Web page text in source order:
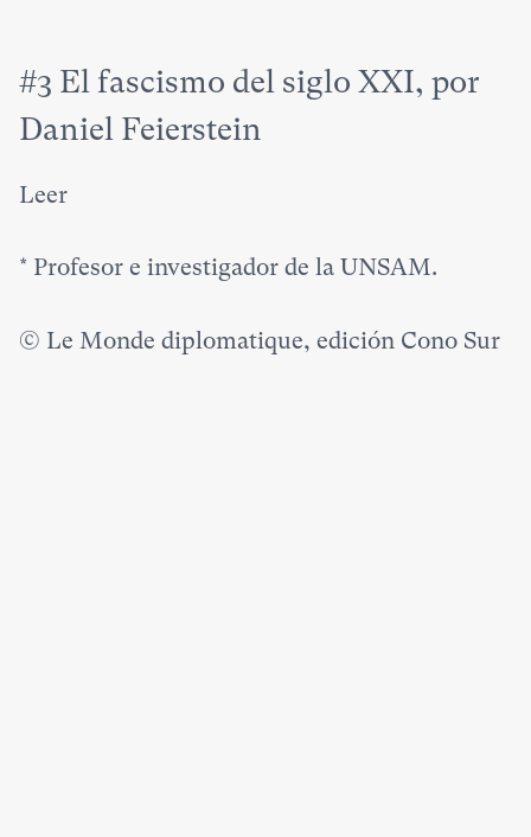
#3 El fascismo del siglo XXI, por
Daniel Feierstein
Leer
* Profesor e investigador de la UNSAM.
© Le Monde diplomatique, edición Cono Sur